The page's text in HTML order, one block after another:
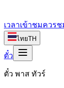
เวลาเข้าชมควรช
ไทยTH
ตั๋ว
ตั๋ว พาส ทัวร์